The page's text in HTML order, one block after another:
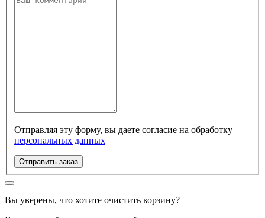
Отправляя эту форму, вы даете согласие на обработку
персональных данных
Отправить заказ
Вы уверены, что хотите очистить корзину?